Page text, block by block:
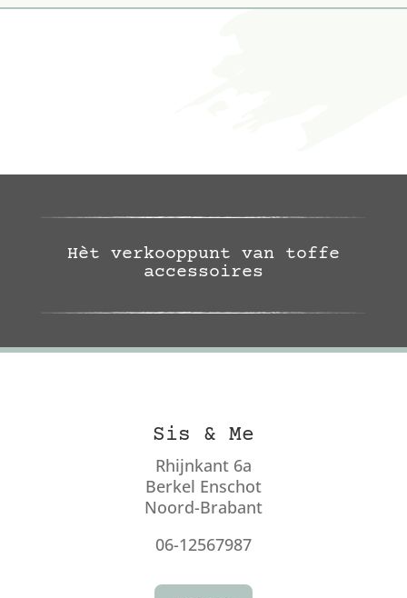
Hèt verkooppunt van toffe
accessoires
Sis & Me
Rhijnkant 6a
Berkel Enschot
Noord-Brabant
06-12567987